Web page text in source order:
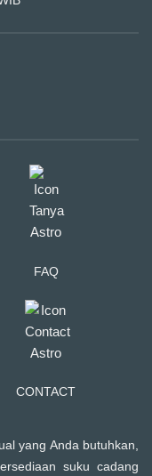
FAQ
CONTACT
yang Anda butuhkan,
suku cadang